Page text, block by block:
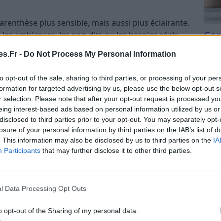
- Do Not Process My Personal Information
opt-out of the sale, sharing to third parties, or processing of your
for targeted advertising by us, please use the below opt-out
selection. Please note that after your opt-out request is processed
interest-based ads based on personal information utilized by us
to third parties prior to your opt-out. You may separately
of your personal information by third parties on the IAB’s list of
This information may also be disclosed by us to third parties on the
Participants that may further disclose it to other third parties.
Data Processing Opt Outs
opt-out of the Sharing of my personal data.
plus sensible, mais aussi plus éclairante.
ambiances, les non-dits ou les besoins réels
émotionnelle peut vous aider à mieux vous
ce qui ne vous appartient pas. Les astres
les démarches sincères et les décisions
sens. Dans la sphère affective, une mise au
surtout si un malentendu s’est installé
utile de protéger votre énergie en évitant les
excessives. Une inspiration soudaine liée à
personnel pourrait aussi émerger. Prenez au
là que se trouve votre meilleur repère du
un climat dynamique, avec une envie de
visible. Vous pourriez ressentir un regain de
quelque chose de neuf ou reprendre la
astrales soutiennent les démarches
Tri
du